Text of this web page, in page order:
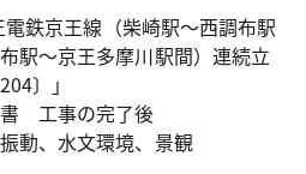
鉄京王線（柴崎駅～西調布駅
駅～京王多摩川駅間）連続立
〕」
工事の完了後
動、水文環境、景観